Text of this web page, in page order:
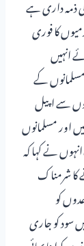
کا فوری
انہیں
کے
سے اپیل
اور مسلمانوں
نے کہا کہ
کا شرمناک
کو
سود کو جاری